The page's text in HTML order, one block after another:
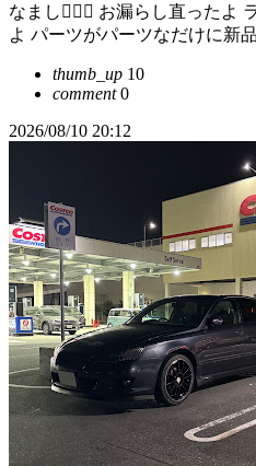
なまし🙇🏻‍♂️ お漏らし直ったよ
よ パーツがパーツなだけに新
thumb_up 10
comment0
2026/08/10 20:12